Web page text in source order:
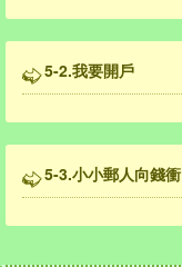
5-2.我要開戶
5-3.小小郵人向錢衝